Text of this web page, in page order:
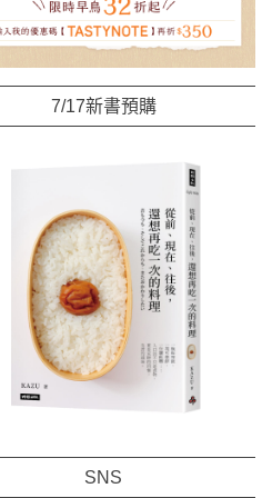
7/17新書預購
SNS